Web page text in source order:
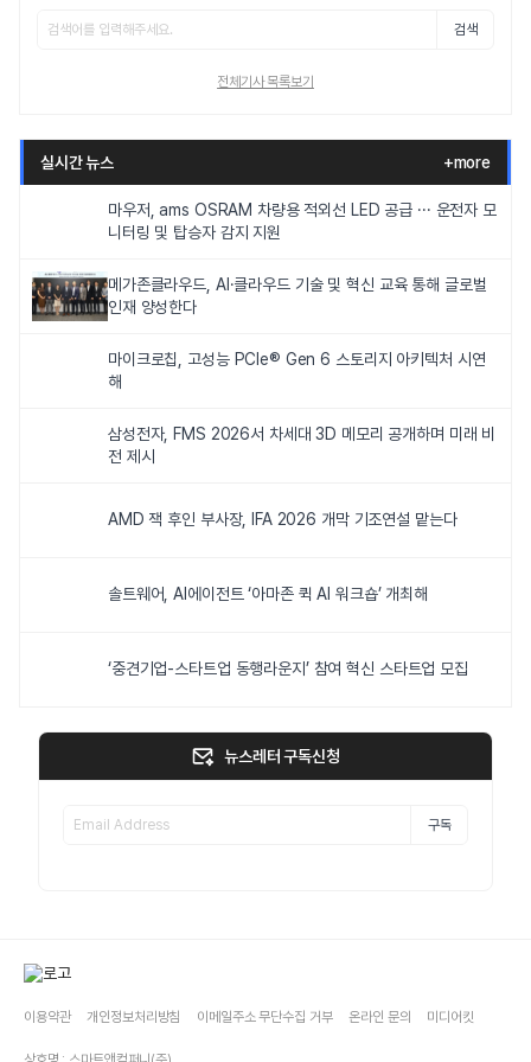
검색
전체기사 목록보기
실시간 뉴스 +more
마우저, ams OSRAM 차량용 적외선 LED 공급 ··· 운전자 모
니터링 및 탑승자 감지 지원
메가존클라우드, AI·클라우드 기술 및 혁신 교육 통해 글로벌
인재 양성한다
마이크로칩, 고성능 PCIe® Gen 6 스토리지 아키텍처 시연
해
삼성전자, FMS 2026서 차세대 3D 메모리 공개하며 미래 비
전 제시
AMD 잭 후인 부사장, IFA 2026 개막 기조연설 맡는다
솔트웨어, AI에이전트 ‘아마존 퀵 AI 워크숍’ 개최해
‘중견기업-스타트업 동행라운지’ 참여 혁신 스타트업 모집
뉴스레터 구독신청
구독
이용약관 개인정보처리방침 이메일주소 무단수집 거부 온라인 문의 미디어킷